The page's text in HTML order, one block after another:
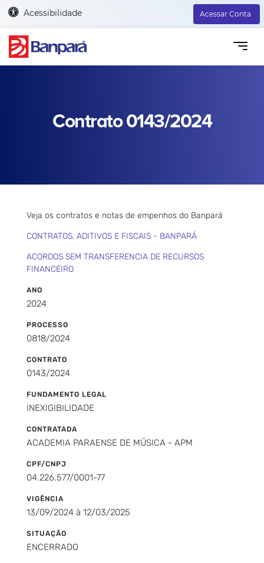
Acessibilidade Acessar Conta
Contrato 0143/2024
Veja os contratos e notas de empenhos do Banpará
CONTRATOS, ADITIVOS E FISCAIS - BANPARÁ
ACORDOS SEM TRANSFERENCIA DE RECURSOS
FINANCEIRO
ANO
2024
PROCESSO
0818/2024
CONTRATO
0143/2024
FUNDAMENTO LEGAL
INEXIGIBILIDADE
CONTRATADA
ACADEMIA PARAENSE DE MÚSICA - APM
CPF/CNPJ
04.226.577/0001-77
VIGÊNCIA
13/09/2024 à 12/03/2025
SITUAÇÃO
ENCERRADO